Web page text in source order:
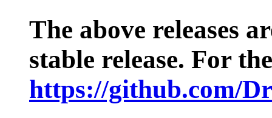
The above releases
stable release. For
https://github.com/